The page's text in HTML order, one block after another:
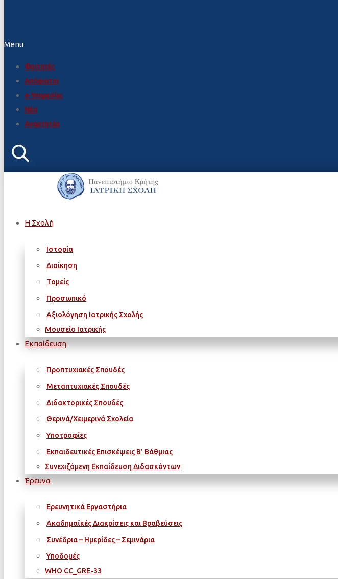
Menu
Φοιτητές
Απόφοιτοι
e-Υπηρεσίες
Νέα
Αναρτητέα
Η Σχολή
Ιστορία
Διοίκηση
Τομείς
Προσωπικό
Αξιολόγηση Ιατρικής Σχολής
Μουσείο Ιατρικής
Εκπαίδευση
Προπτυχιακές Σπουδές
Μεταπτυχιακές Σπουδές
Διδακτορικές Σπουδές
Θερινά/Χειμερινά Σχολεία
Υποτροφίες
Εκπαιδευτικές Επισκέψεις Β’ Βάθμιας
Συνεχιζόμενη Εκπαίδευση Διδασκόντων
Έρευνα
Ερευνητικά Εργαστήρια
Ακαδημαϊκές Διακρίσεις και Βραβεύσεις
Συνέδρια – Ημερίδες – Σεμινάρια
Υποδομές
WΗΟ CC_GRE-33